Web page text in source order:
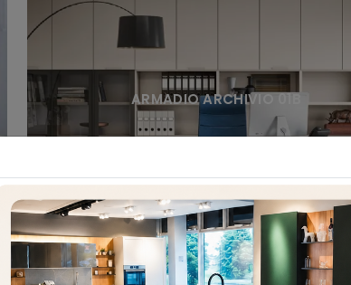
ARMADIO ARCHIVIO 01B